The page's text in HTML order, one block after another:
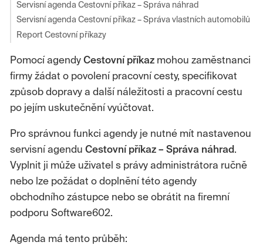
Servisní agenda Cestovní příkaz – Správa náhrad
Servisní agenda Cestovní příkaz – Správa vlastních automobilů
Report Cestovní příkazy
Pomocí agendy Cestovní příkaz mohou zaměstnanci
firmy žádat o povolení pracovní cesty, specifikovat
způsob dopravy a další náležitosti a pracovní cestu
po jejím uskutečnění vyúčtovat.
Pro správnou funkci agendy je nutné mít nastavenou
servisní agendu Cestovní příkaz – Správa náhrad.
Vyplnit ji může uživatel s právy administrátora ručně
nebo lze požádat o doplnění této agendy
obchodního zástupce nebo se obrátit na firemní
podporu Software602.
Agenda má tento průběh: